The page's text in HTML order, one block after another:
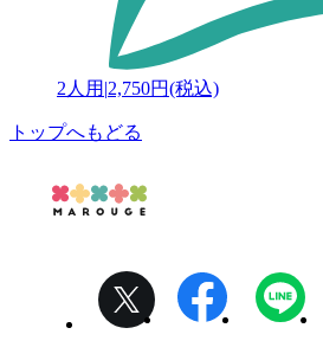
2人用 |2,750円(税込)
トップへもどる